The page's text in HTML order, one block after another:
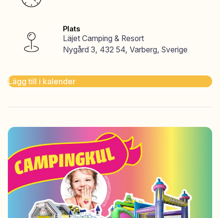
Plats
Läjet Camping & Resort
Nygård 3, 432 54, Varberg, Sverige
Lägg till i kalender